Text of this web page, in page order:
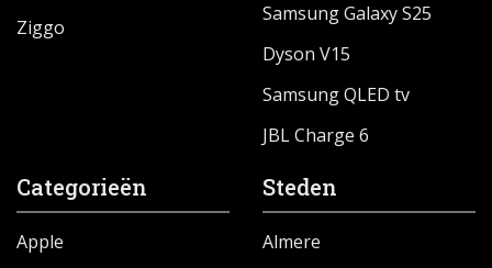
Ziggo
Samsung Galaxy S25
Dyson V15
Samsung QLED tv
JBL Charge 6
Categorieën
Apple
Steden
Almere